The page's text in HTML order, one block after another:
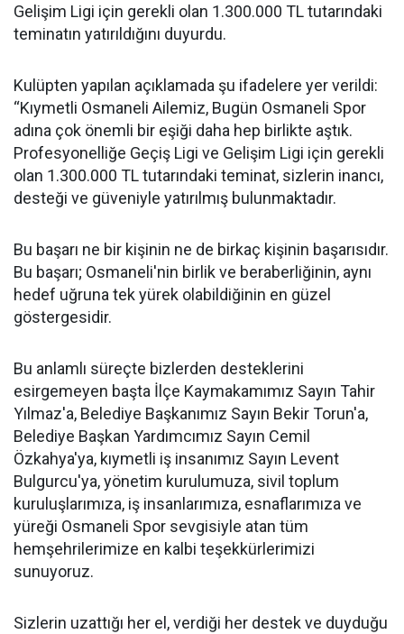
Gelişim Ligi için gerekli olan 1.300.000 TL tutarındaki
teminatın yatırıldığını duyurdu.
Kulüpten yapılan açıklamada şu ifadelere yer verildi:
“Kıymetli Osmaneli Ailemiz, Bugün Osmaneli Spor
adına çok önemli bir eşiği daha hep birlikte aştık.
Profesyonelliğe Geçiş Ligi ve Gelişim Ligi için gerekli
olan 1.300.000 TL tutarındaki teminat, sizlerin inancı,
desteği ve güveniyle yatırılmış bulunmaktadır.
Bu başarı ne bir kişinin ne de birkaç kişinin başarısıdır.
Bu başarı; Osmaneli'nin birlik ve beraberliğinin, aynı
hedef uğruna tek yürek olabildiğinin en güzel
göstergesidir.
Bu anlamlı süreçte bizlerden desteklerini
esirgemeyen başta İlçe Kaymakamımız Sayın Tahir
Yılmaz'a, Belediye Başkanımız Sayın Bekir Torun'a,
Belediye Başkan Yardımcımız Sayın Cemil
Özkahya'ya, kıymetli iş insanımız Sayın Levent
Bulgurcu'ya, yönetim kurulumuza, sivil toplum
kuruluşlarımıza, iş insanlarımıza, esnaflarımıza ve
yüreği Osmaneli Spor sevgisiyle atan tüm
hemşehrilerimize en kalbi teşekkürlerimizi
sunuyoruz.
Sizlerin uzattığı her el, verdiği her destek ve duyduğu